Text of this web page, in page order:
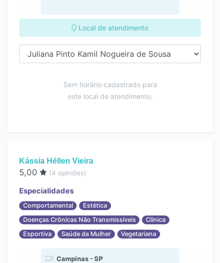
Local de atendimento
Sem horário cadastrado para
este local de atendimento.
Kássia Héllen Vieira
5,00 (4 opiniões)
Especialidades
Comportamental
Estética
Doenças Crônicas Não Transmissíveis
Clínica
Esportiva
Saúde da Mulher Vegetariana
Campinas - SP